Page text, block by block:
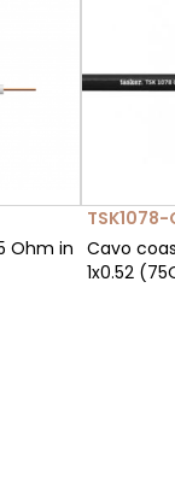
Ohm in Cavo
1x0.52